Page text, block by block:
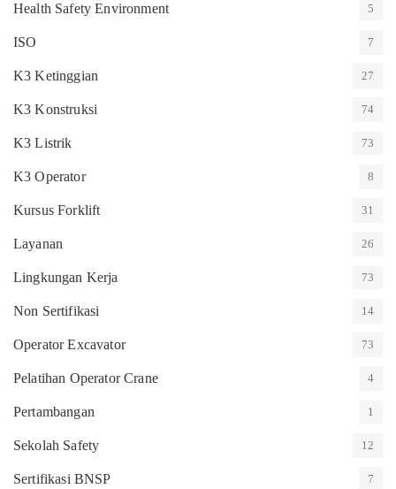
Health Safety Environment 5
ISO 7
K3 Ketinggian 27
K3 Konstruksi 74
K3 Listrik 73
K3 Operator 8
Kursus Forklift 31
Layanan 26
Lingkungan Kerja 73
Non Sertifikasi 14
Operator Excavator 73
Pelatihan Operator Crane 4
Pertambangan 1
Sekolah Safety 12
Sertifikasi BNSP 7